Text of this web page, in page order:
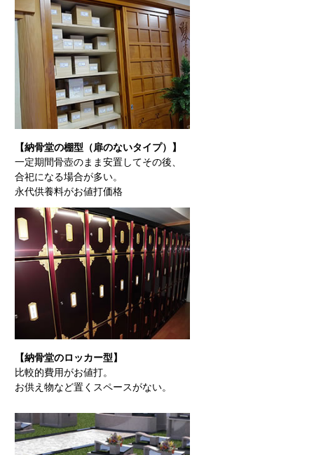
【納骨堂の棚型（扉のないタイプ）】
一定期間骨壺のまま安置してその後、
合祀になる場合が多い。
永代供養料がお値打価格
【納骨堂のロッカー型】
比較的費用がお値打。
お供え物など置くスペースがない。